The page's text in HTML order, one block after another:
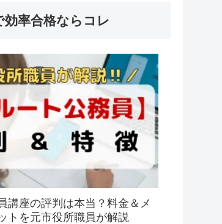
率合格ならコレ
講座の評判は本当？料金＆メ
トを元市役所職員が解説